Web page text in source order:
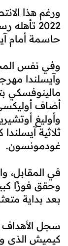
2022
حاسمة أمام
وفي نفس
وآيسلندا
أضاف
وأوليغ
ثلاثية
غودمونسون.
في المقابل،
بعد بداية